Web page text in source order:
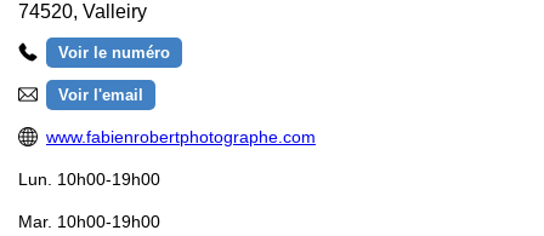
74520, Valleiry
Voir le numéro
Voir l'email
www.fabienrobertphotographe.com
Lun. 10h00-19h00
Mar. 10h00-19h00